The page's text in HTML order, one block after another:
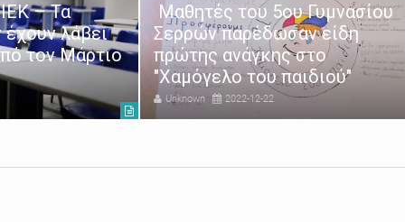
– Τα
λάβει
τον Μάρτιο
Μαθητές του 5ου Γυμνασίου
Σερρών παρέδωσαν είδη
πρώτης ανάγκης στο
"Χαμόγελο του παιδιού"
Unknown 2022-12-22